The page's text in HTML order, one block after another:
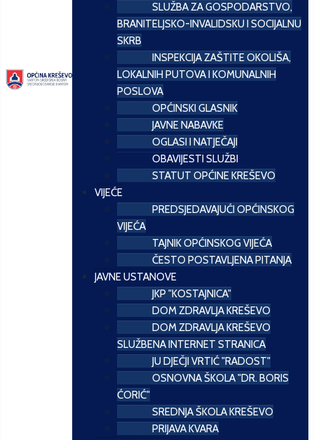
SLUŽBA ZA GOSPODARSTVO,
BRANITELJSKO-INVALIDSKU I SOCIJALNU
SKRB
INSPEKCIJA ZAŠTITE OKOLIŠA,
LOKALNIH PUTOVA I KOMUNALNIH
POSLOVA
OPĆINSKI GLASNIK
JAVNE NABAVKE
OGLASI I NATJEČAJI
OBAVIJESTI SLUŽBI
STATUT OPĆINE KREŠEVO
VIJEĆE
PREDSJEDAVAJUĆI OPĆINSKOG
VIJEĆA
TAJNIK OPĆINSKOG VIJEĆA
ČESTO POSTAVLJENA PITANJA
JAVNE USTANOVE
JKP "KOSTAJNICA"
DOM ZDRAVLJA KREŠEVO
DOM ZDRAVLJA KREŠEVO
SLUŽBENA INTERNET STRANICA
JU DJEČJI VRTIĆ "RADOST"
OSNOVNA ŠKOLA "DR. BORIS
ĆORIĆ"
SREDNJA ŠKOLA KREŠEVO
PRIJAVA KVARA